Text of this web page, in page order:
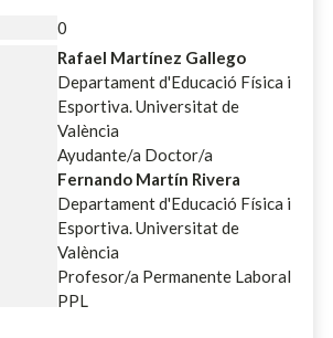
0
Rafael Martínez Gallego
Departament d'Educació Física i
Esportiva. Universitat de
València
Ayudante/a Doctor/a
Fernando Martín Rivera
Departament d'Educació Física i
Esportiva. Universitat de
València
Profesor/a Permanente Laboral
PPL